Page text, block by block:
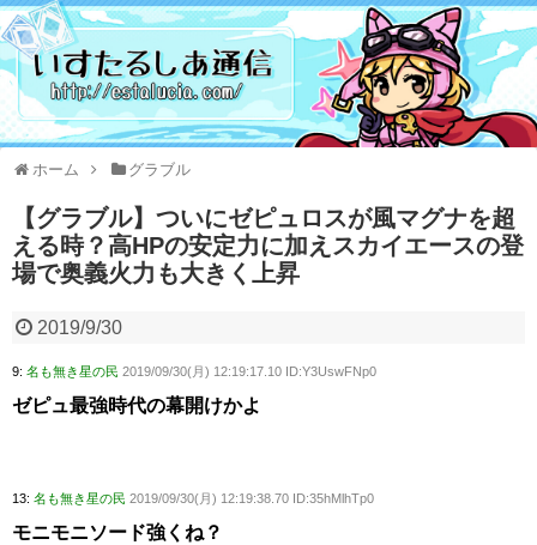
ホーム グラブル
【グラブル】ついにゼピュロスが風マグナを超
える時？高HPの安定力に加えスカイエースの登
場で奥義火力も大きく上昇
2019/9/30
9: 名も無き星の民 2019/09/30(月) 12:19:17.10 ID:Y3UswFNp0
ゼピュ最強時代の幕開けかよ
13: 名も無き星の民 2019/09/30(月) 12:19:38.70 ID:35hMlhTp0
モニモニソード強くね？